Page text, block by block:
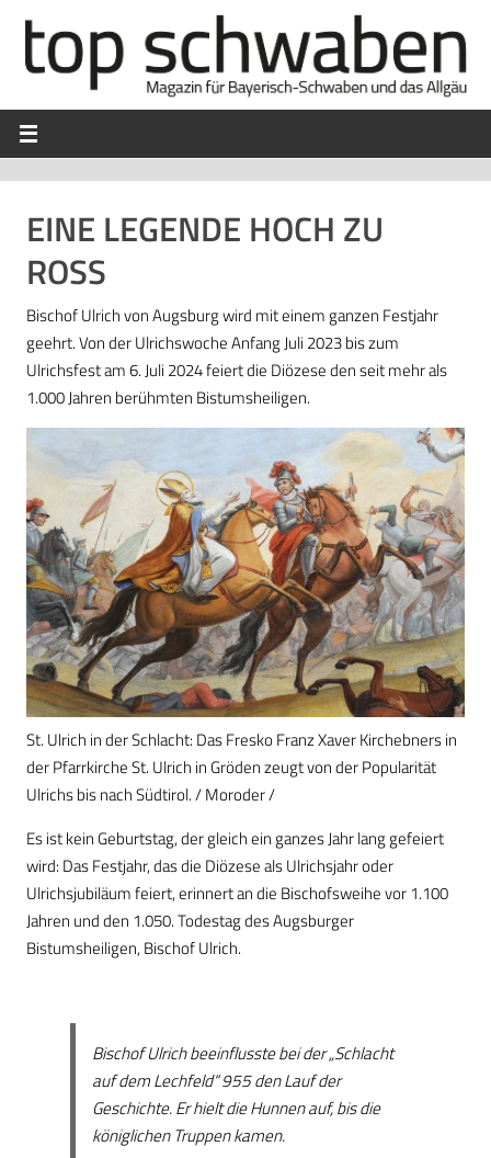
EINE LEGENDE HOCH ZU
ROSS
Bischof Ulrich von Augsburg wird mit einem ganzen Festjahr
geehrt. Von der Ulrichswoche Anfang Juli 2023 bis zum
Ulrichsfest am 6. Juli 2024 feiert die Diözese den seit mehr als
1.000 Jahren berühmten Bistumsheiligen.
St. Ulrich in der Schlacht: Das Fresko Franz Xaver Kirchebners in
der Pfarrkirche St. Ulrich in Gröden zeugt von der Popularität
Ulrichs bis nach Südtirol. / Moroder /
Es ist kein Geburtstag, der gleich ein ganzes Jahr lang gefeiert
wird: Das Festjahr, das die Diözese als Ulrichsjahr oder
Ulrichsjubiläum feiert, erinnert an die Bischofsweihe vor 1.100
Jahren und den 1.050. Todestag des Augsburger
Bistumsheiligen, Bischof Ulrich.
Bischof Ulrich beeinflusste bei der „Schlacht
auf dem Lechfeld“ 955 den Lauf der
Geschichte. Er hielt die Hunnen auf, bis die
königlichen Truppen kamen.